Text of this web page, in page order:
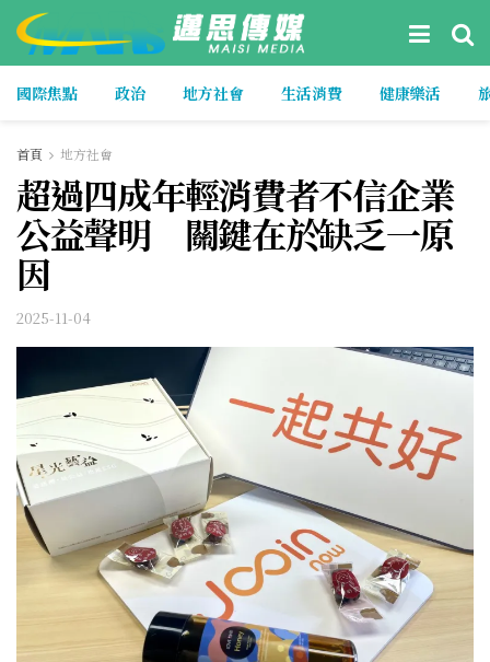
國際焦點 政治 地方社會 生活消費 健康樂活
首頁 地方社會
超過四成年輕消費者不信企業
公益聲明 關鍵在於缺乏一原
因
2025-11-04